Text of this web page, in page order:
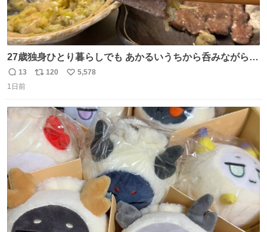
27歳独身ひとり暮らしでも あかるいうちから呑みながらキ
返
信
13
リ
ト
数
120
い
数
5,578
1日前